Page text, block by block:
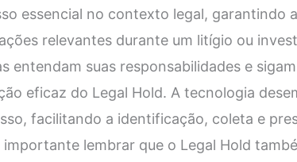
essencial no contexto legal, garantindo
relevantes durante um litígio ou
entendam suas responsabilidades e
eficaz do Legal Hold. A tecnologia
facilitando a identificação, coleta e
lembrar que o Legal Hold